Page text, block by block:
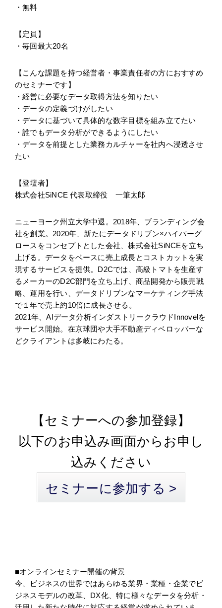
・無料
【定員】
・毎回最大20名
【こんな課題を持つ経営者・事業責任者の方におすすめ
のセミナーです】
・経営に必要なデータ取得方法を知りたい
・データの定義づけがしたい
・データに基づいて具体的な数字目標を組み立てたい
・誰でもデータ分析ができるようにしたい
・データを前提とした業務カルチャーを社内へ浸透させ
たい
【登壇者】
株式会社SiNCE 代表取締役 一筆太郎
ニューヨーク州立大学中退。2018年、ブランディング会
社を創業。2020年、新たにデータドリブン×ハイパーグ
ロースをコンセプトとした会社、株式会社SiNCEを立ち
上げる。データをベースに売上成長とコストカットを実
現するサービスを提供。D2Cでは、高級トマトを生産す
るメーカーのD2C部門を立ち上げ、商品開発から販売戦
略、運用を行い、データドリブンなマーケティング手法
で１年で売上約10倍に成長させる。
2021年、AIデータ分析インダストリークラウドInnovelを
サービス開始。在京球団や大手不動産ディベロッパーな
どクライアントは多岐にわたる。
【セミナーへの参加登録】
以下のお申込み画面からお申し
込みください
セミナーに参加する >
■オンラインセミナー開催の背景
今、ビジネスの世界ではあらゆる業界・業種・企業でビ
ジネスモデルの改革、DX化、特に様々なデータを分析・